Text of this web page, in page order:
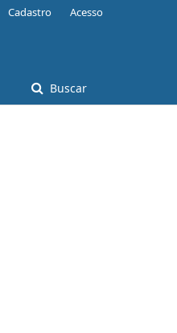
Buscar
Cadastro Acesso